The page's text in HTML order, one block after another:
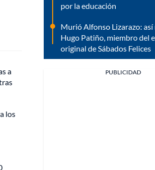
a
los
por la educación
Murió Alfonso Lizarazo: así
Hugo Patiño, miembro del
original de Sábados Felices
PUBLICIDAD